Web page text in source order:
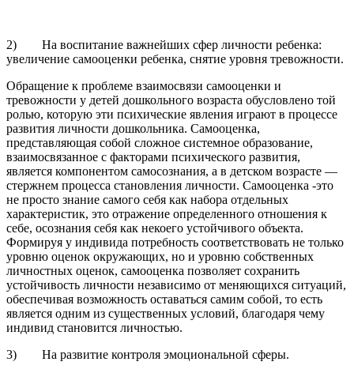
2) На воспитание важнейших сфер личности ребенка:
увеличение самооценки ребенка, снятие уровня тревожности.
Обращение к проблеме взаимосвязи самооценки и
тревожности у детей дошкольного возраста обусловлено той
ролью, которую эти психические явления играют в процессе
развития личности дошкольника. Самооценка,
представляющая собой сложное системное образование,
взаимосвязанное с факторами психического развития,
является компонентом самосознания, а в детском возрасте —
стержнем процесса становления личности. Самооценка -это
не просто знание самого себя как набора отдельных
характеристик, это отражение определенного отношения к
себе, осознания себя как некоего устойчивого объекта.
Формируя у индивида потребность соответствовать не только
уровню оценок окружающих, но и уровню собственных
личностных оценок, самооценка позволяет сохранить
устойчивость личности независимо от меняющихся ситуаций,
обеспечивая возможность оставаться самим собой, то есть
является одним из существенных условий, благодаря чему
индивид становится личностью.
3) На развитие контроля эмоциональной сферы.